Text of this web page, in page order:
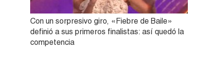
Con un sorpresivo giro, «Fiebre de Baile»
definió a sus primeros finalistas: así quedó la
competencia